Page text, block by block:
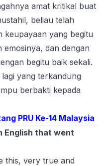
amat kritikal buat
beliau telah
keupayaan yang begitu
dan dengan
begitu baik sekali.
yang terkandung
berbakti kepada
PRU Ke-14 Malaysia
English that went
this, very true and